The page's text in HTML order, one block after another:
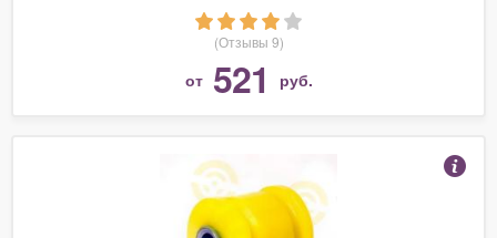
(Отзывы 9)
от 521 руб.